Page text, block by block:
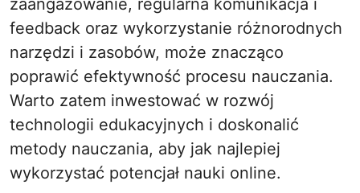
zaangażowanie, regularna komunikacja i
feedback oraz wykorzystanie różnorodnych
narzędzi i zasobów, może znacząco
poprawić efektywność procesu nauczania.
Warto zatem inwestować w rozwój
technologii edukacyjnych i doskonalić
metody nauczania, aby jak najlepiej
wykorzystać potencjał nauki online.